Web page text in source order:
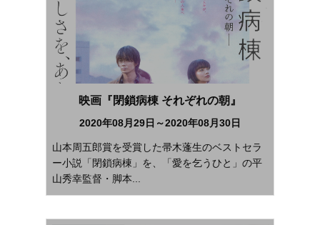
映画『閉鎖病棟 それぞれの朝』
2020年08月29日～2020年08月30日
山本周五郎賞を受賞した帚木蓬生のベストセラ
ー小説「閉鎖病棟」を、「愛を乞うひと」の平
山秀幸監督・脚本...